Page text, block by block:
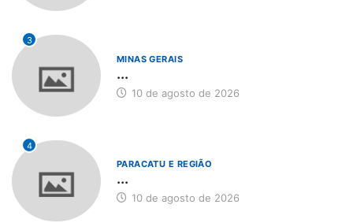
3
MINAS GERAIS
...
10 de agosto de 2026
4
PARACATU E REGIÃO
...
10 de agosto de 2026